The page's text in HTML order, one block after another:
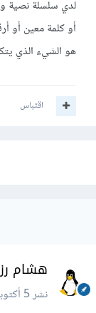
لدي سلسلة نصية
أو كلمة معين أو
هو الشيء الذي
اقتباس
هشام
نشر5 أكتوبر 2015